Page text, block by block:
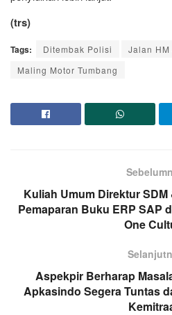
(trs)
Tags: Ditembak Polisi
Jalan HM
Maling Motor Tumbang
Kuliah Umum Direktur SDM
Pemaparan Buku ERP SAP
One
Aspekpir Berharap
Apkasindo Segera Tuntas